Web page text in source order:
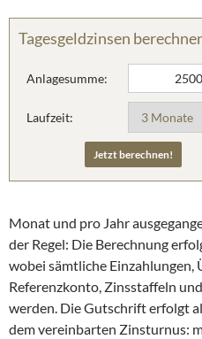
Tagesgeldzinsen
Anlagesumme:
Laufzeit:
Monat und pro Jahr
der Regel: Die Berechnung
wobei sämtliche Einzahlungen,
Referenzkonto, Zinsstaffeln
werden. Die Gutschrift erfolgt
dem vereinbarten Zinsturnus: